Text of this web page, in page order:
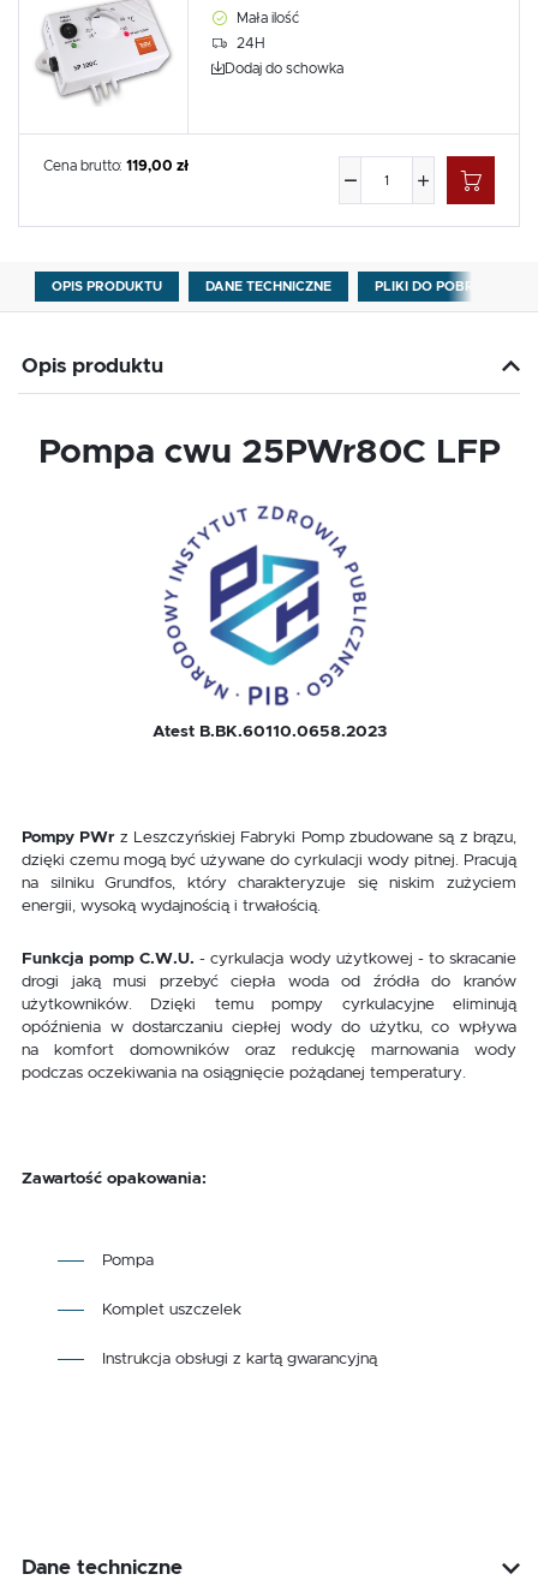
Mała ilość
24H
Dodaj do schowka
Cena brutto: 119,00 zł
OPIS PRODUKTU DANE TECHNICZNE PLIKI DO POBRANIA
Opis produktu
Pompa cwu 25PWr80C LFP
Atest B.BK.60110.0658.2023
Pompy PWrz Leszczyńskiej Fabryki Pomp zbudowane są z brązu,
dzięki czemu mogą być używane do cyrkulacji wody pitnej. Pracują
na silniku Grundfos, który charakteryzuje się niskim zużyciem
energii, wysoką wydajnością i trwałością.
Funkcja pomp C.W.U. - cyrkulacja wody użytkowej - to skracanie
drogi jaką musi przebyć ciepła woda od źródła do kranów
użytkowników. Dzięki temu pompy cyrkulacyjne eliminują
opóźnienia w dostarczaniu ciepłej wody do użytku, co wpływa
na komfort domowników oraz redukcję marnowania wody
podczas oczekiwania na osiągnięcie pożądanej temperatury.
Zawartość opakowania:
Pompa
Komplet uszczelek
Instrukcja obsługi z kartą gwarancyjną
Dane techniczne